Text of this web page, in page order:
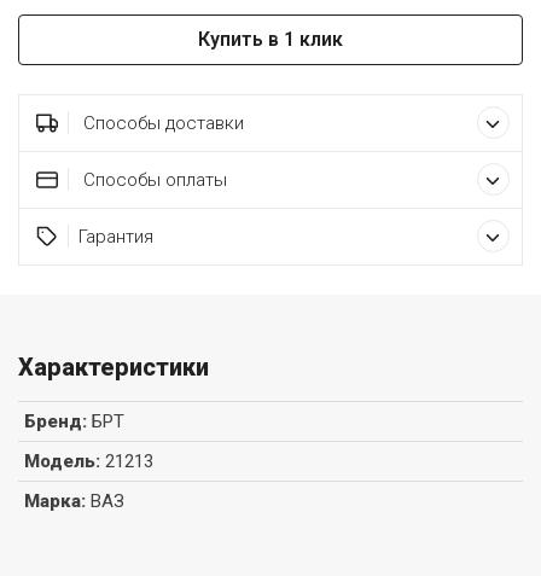
Купить в 1 клик
Способы доставки
Способы оплаты
Гарантия
Характеристики
Бренд: БРТ
Модель: 21213
Марка: ВАЗ